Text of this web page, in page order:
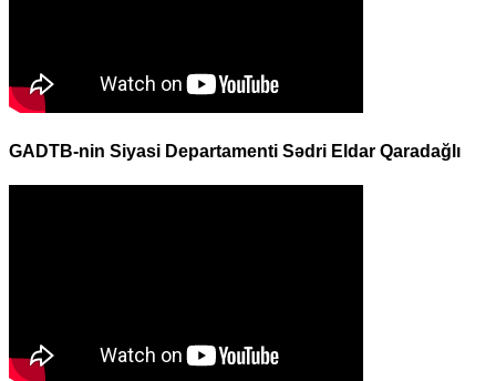
GADTB-nin Siyasi Departamenti Sədri Eldar Qaradağlı